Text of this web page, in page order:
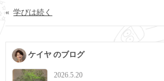
« 学びは続く
ケイヤ のブログ
2026.5.20